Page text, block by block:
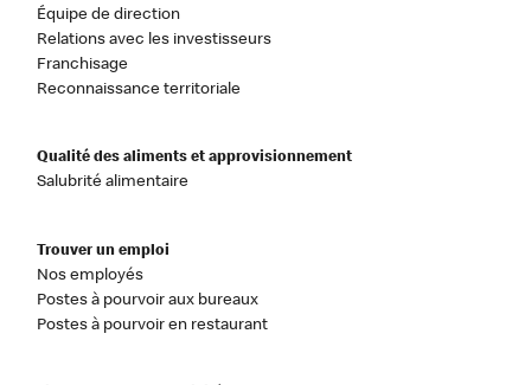
Équipe de direction
Relations avec les investisseurs
Franchisage
Reconnaissance territoriale
Qualité des aliments et approvisionnement
Salubrité alimentaire
Trouver un emploi
Nos employés
Postes à pourvoir aux bureaux
Postes à pourvoir en restaurant